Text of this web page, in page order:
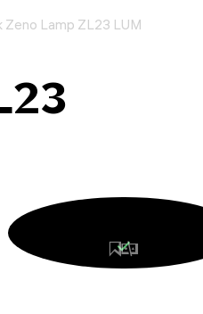
Zeno Lamp ZL23 LUM